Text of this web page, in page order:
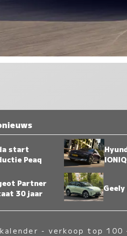
start
Peaq
Partner
30 jaar
- verkoop top 100